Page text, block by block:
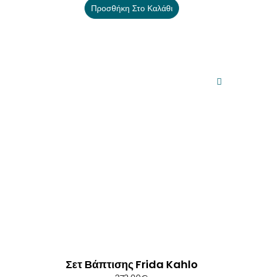
Προσθήκη Στο Καλάθι
Σετ Βάπτισης Frida Kahlo